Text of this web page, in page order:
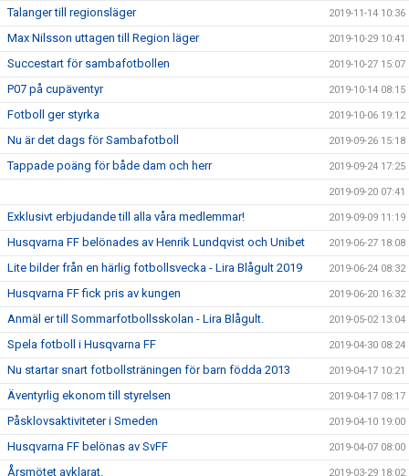
Talanger till regionsläger 2019-11-14 10:36
Max Nilsson uttagen till Region läger 2019-10-29 10:41
Succestart för sambafotbollen 2019-10-27 15:07
P07 på cupäventyr 2019-10-14 08:15
Fotboll ger styrka 2019-10-06 19:12
Nu är det dags för Sambafotboll 2019-09-26 15:18
Tappade poäng för både dam och herr 2019-09-24 17:25
2019-09-20 07:41
Exklusivt erbjudande till alla våra medlemmar! 2019-09-09 11:19
Husqvarna FF belönades av Henrik Lundqvist och Unibet 2019-06-27 18:08
Lite bilder från en härlig fotbollsvecka - Lira Blågult 2019 2019-06-24 08:32
Husqvarna FF fick pris av kungen 2019-06-20 16:32
Anmäl er till Sommarfotbollsskolan - Lira Blågult. 2019-05-02 13:04
Spela fotboll i Husqvarna FF 2019-04-30 08:24
Nu startar snart fotbollsträningen för barn födda 2013 2019-04-17 10:21
Äventyrlig ekonom till styrelsen 2019-04-17 08:17
Påsklovsaktiviteter i Smeden 2019-04-10 19:00
Husqvarna FF belönas av SvFF 2019-04-07 08:00
Årsmötet avklarat. 2019-03-29 18:02